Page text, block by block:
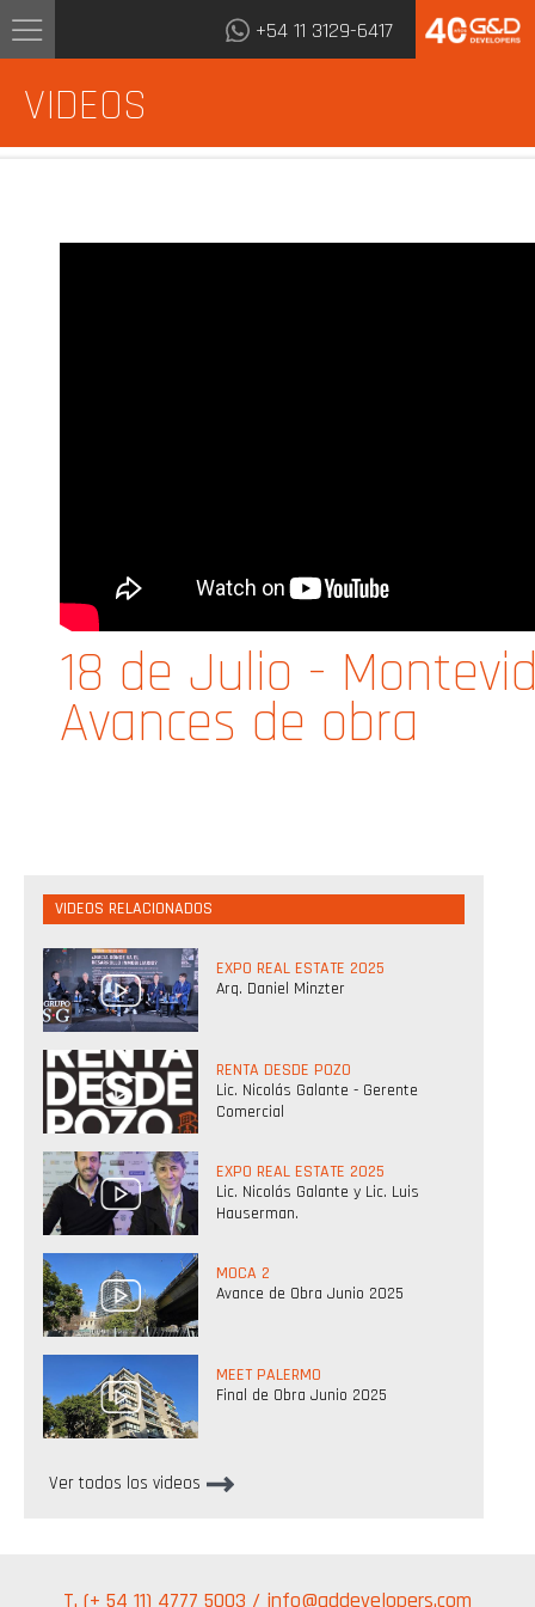
+54 11 3129-6417
VIDEOS
18 de Julio -
Avances de obra
VIDEOS RELACIONADOS
EXPO REAL ESTATE 2025
Arq. Daniel Minzter
RENTA DESDE POZO
Lic. Nicolás Galante - Gerente
Comercial
EXPO REAL ESTATE 2025
Lic. Nicolás Galante y Lic. Luis
Hauserman.
MOCA 2
Avance de Obra Junio 2025
MEET PALERMO
Final de Obra Junio 2025
Ver todos los videos
T. (+ 54 11) 4777 5003 / info@gddevelopers.com